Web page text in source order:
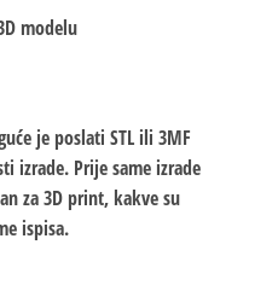
modelu
je poslati STL ili 3MF
izrade. Prije same izrade
za 3D print, kakve su
ispisa.